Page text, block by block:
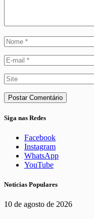
Siga nas Redes
Facebook
Instagram
WhatsApp
YouTube
Noticias Populares
10 de agosto de 2026